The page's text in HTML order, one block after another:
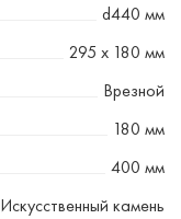
d440 мм
295 x 180 мм
Врезной
180 мм
400 мм
Искусственный камень